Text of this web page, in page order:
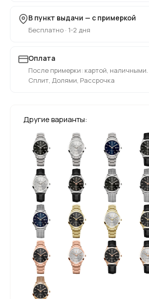
В пункт выдачи — с примеркой
Бесплатно · 1-2 дня
Оплата
После примерки: картой,
Сплит, Долями, Рассрочка
Другие варианты: